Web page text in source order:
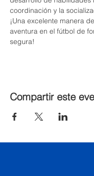
coordinación y la
¡Una excelente manera
aventura en el fútbol de
segura!
Compartir este